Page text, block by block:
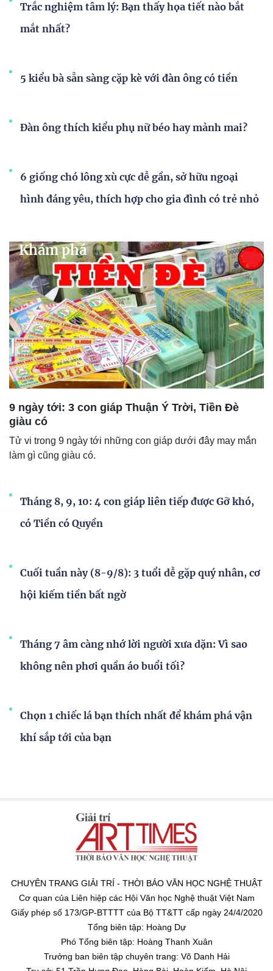
Trắc nghiệm tâm lý: Bạn thấy họa tiết nào bắt
mắt nhất?
5 kiểu bà sẵn sàng cặp kè với đàn ông có tiền
Đàn ông thích kiểu phụ nữ béo hay mảnh mai?
6 giống chó lông xù cực dễ gần, sở hữu ngoại
hình đáng yêu, thích hợp cho gia đình có trẻ nhỏ
Khám phá
9 ngày tới: 3 con giáp Thuận Ý Trời, Tiền Đè
giàu có
Tử vi trong 9 ngày tới những con giáp dưới đây may mắn
làm gì cũng giàu có.
Tháng 8, 9, 10: 4 con giáp liên tiếp được Gỡ khó,
có Tiền có Quyền
Cuối tuần này (8-9/8): 3 tuổi dễ gặp quý nhân, cơ
hội kiếm tiền bất ngờ
Tháng 7 âm càng nhớ lời người xưa dặn: Vì sao
không nên phơi quần áo buổi tối?
Chọn 1 chiếc lá bạn thích nhất để khám phá vận
khí sắp tới của bạn
CHUYÊN TRANG GIẢI TRÍ - THỜI BÁO VĂN HỌC NGHỆ THUẬT
Cơ quan của Liên hiệp các Hội Văn học Nghệ thuật Việt Nam
Giấy phép số 173/GP-BTTTT của Bộ TT&TT cấp ngày 24/4/2020
Tổng biên tập: Hoàng Dự
Phó Tổng biên tập: Hoàng Thanh Xuân
Trưởng ban biên tập chuyên trang: Võ Danh Hải